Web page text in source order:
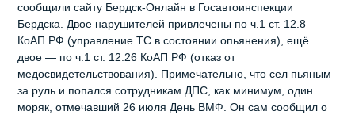
сообщили сайту Бердск-Онлайн в Госавтоинспекции
Бердска. Двое нарушителей привлечены по ч.1 ст. 12.8
КоАП РФ (управление ТС в состоянии опьянения), ещё
двое — по ч.1 ст. 12.26 КоАП РФ (отказ от
медосвидетельствования). Примечательно, что сел пьяным
за руль и попался сотрудникам ДПС, как минимум, один
моряк, отмечавший 26 июля День ВМФ. Он сам сообщил о